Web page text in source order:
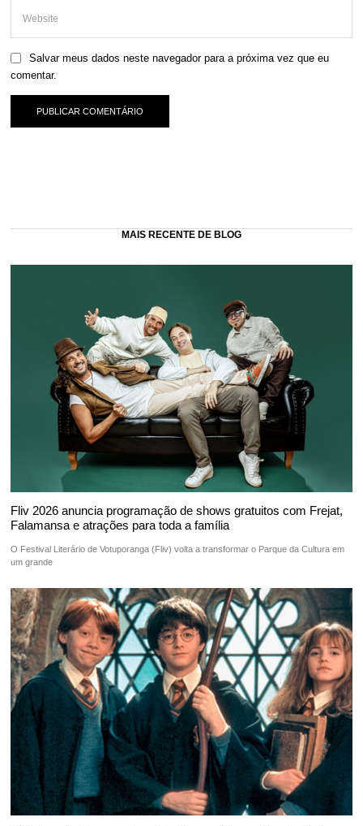
Salvar meus dados neste navegador para a próxima vez que eu
comentar.
MAIS RECENTE DE BLOG
Fliv 2026 anuncia programação de shows gratuitos com Frejat,
Falamansa e atrações para toda a família
O Festival Literário de Votuporanga (Fliv) volta a transformar o Parque da Cultura em
um grande